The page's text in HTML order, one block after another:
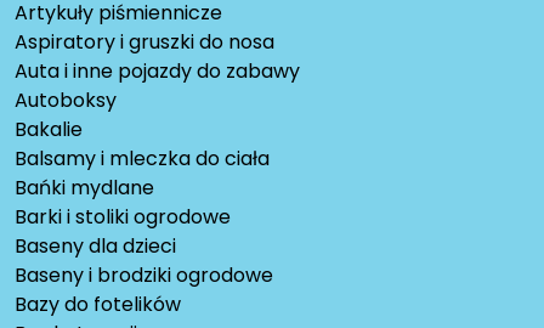
Artykuły piśmiennicze
Aspiratory i gruszki do nosa
Auta i inne pojazdy do zabawy
Autoboksy
Bakalie
Balsamy i mleczka do ciała
Bańki mydlane
Barki i stoliki ogrodowe
Baseny dla dzieci
Baseny i brodziki ogrodowe
Bazy do fotelików